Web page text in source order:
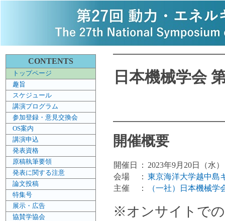
CONTENTS
トップページ
趣旨
スケジュール
講演プログラム
参加登録・意見交換会
OS案内
講演申込
発表資格
原稿執筆要領
発表に関する注意
論文投稿
特集号
展示・広告
協賛学協会
日本機械学会
開催概要
開催日 ： 2023年9月20日（水
会場
： 東京海洋大学越中島
主催
： （一社）日本機械学
※オンサイトで